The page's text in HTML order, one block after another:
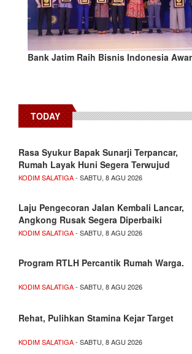
Bank Jatim Raih Bisnis Indonesia
TODAY
Rasa Syukur Bapak Sunarji Terpancar,
Rumah Layak Huni Segera Terwujud
KODIM SALATIGA- SABTU, 8 AGU 2026
Laju Pengecoran Jalan Kembali Lancar,
Angkong Rusak Segera Diperbaiki
KODIM SALATIGA- SABTU, 8 AGU 2026
Program RTLH Percantik Rumah Warga.
KODIM SALATIGA- SABTU, 8 AGU 2026
Rehat, Pulihkan Stamina Kejar Target
KODIM SALATIGA- SABTU, 8 AGU 2026